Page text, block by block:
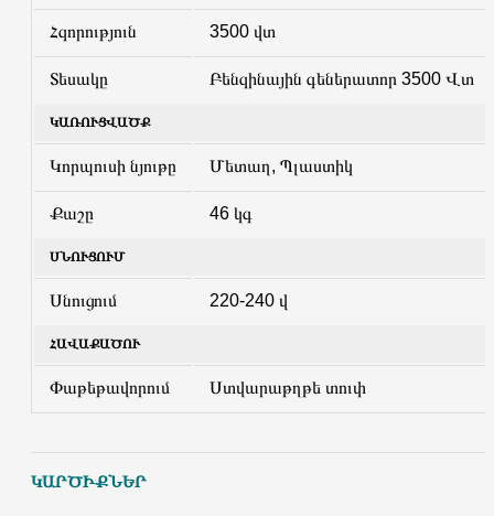
Հզորություն 3500 վտ
Տեսակը Բենզինային գեներատոր 3500 Վտ
ԿԱՌՈՒՑՎԱԾՔ
Կորպուսի նյութը Մետաղ, Պլաստիկ
Քաշը 46 կգ
ՍՆՈՒՑՈՒՄ
Սնուցում 220-240 վ
ՀԱՎԱՔԱԾՈՒ
Փաթեթավորում Ստվարաթղթե տուփ
ԿԱՐԾԻՔՆԵՐ